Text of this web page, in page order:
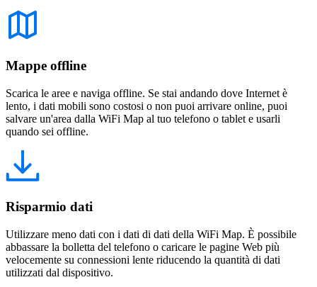
Mappe offline
Scarica le aree e naviga offline. Se stai andando dove Internet è
lento, i dati mobili sono costosi o non puoi arrivare online, puoi
salvare un'area dalla WiFi Map al tuo telefono o tablet e usarli
quando sei offline.
Risparmio dati
Utilizzare meno dati con i dati di dati della WiFi Map. È possibile
abbassare la bolletta del telefono o caricare le pagine Web più
velocemente su connessioni lente riducendo la quantità di dati
utilizzati dal dispositivo.